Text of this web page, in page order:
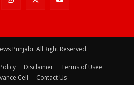
Punjabi. All Right Reserved.
Disclaimer
Terms of Usee
Cell
Contact Us